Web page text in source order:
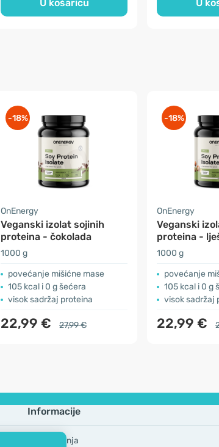
U košaricu U
-18%
OnEnergy
Veganski izolat sojinih
proteina - čokolada
1000 g
povećanje mišićne mase
105 kcal i 0 g šećera
visok sadržaj proteina
22,99 € 27,99 €
-18%
OnEnergy
Veganski
proteina -
1000 g
povećanje
105 kcal i 0 g
visok sadržaj
22,99 €
Informacije
Česta pitanja